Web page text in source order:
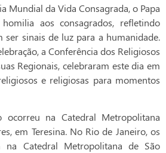
Mundial da Vida Consagrada, o Papa
aos consagrados, refletindo
ser sinais de luz para a humanidade.
a Conferência dos Religiosos
Regionais, celebraram este dia em
e religiosas para momentos
ocorreu na Catedral Metropolitana
em Teresina. No Rio de Janeiro, os
na Catedral Metropolitana de São